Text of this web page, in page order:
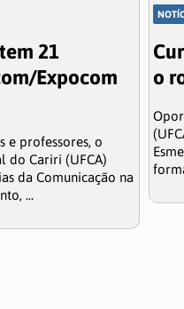
21
Expocom
e professores, o
do Cariri (UFCA)
da Comunicação na
...
o